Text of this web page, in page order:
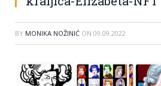
BY MONIKA NOŽINIĆ ON 09.09.2022